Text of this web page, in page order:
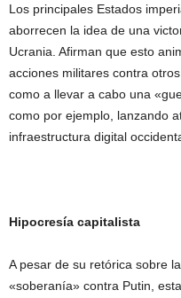
Los principales Estados
aborrecen la idea de una
Ucrania. Afirman que esto
acciones militares contra
como a llevar a cabo una
como por ejemplo, lanzando
infraestructura digital
Hipocresía capitalista
A pesar de su retórica sobre
«soberanía» contra Putin,